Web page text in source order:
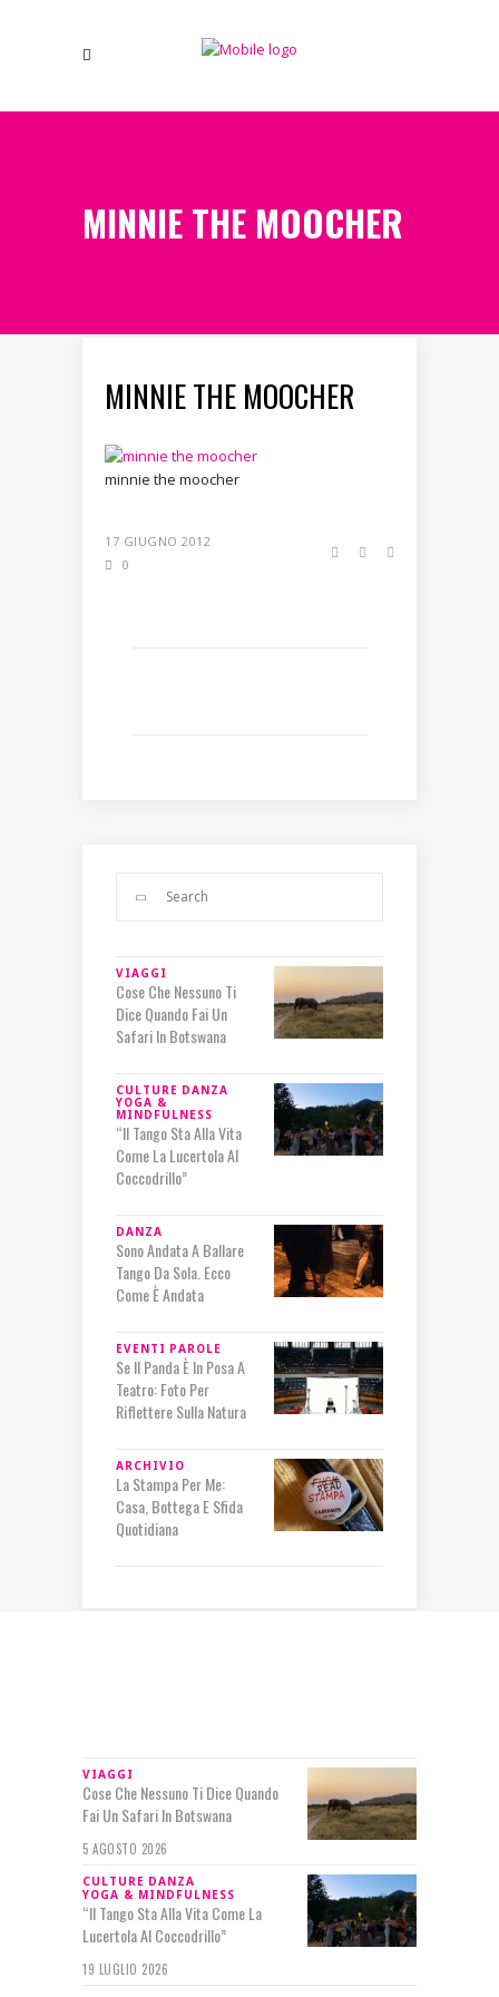
MINNIE THE MOOCHER
MINNIE THE MOOCHER
minnie the moocher
17 GIUGNO 2012
0
VIAGGI
Cose Che Nessuno Ti
Dice Quando Fai Un
Safari In Botswana
CULTURE DANZA
YOGA &
MINDFULNESS
“Il Tango Sta Alla Vita
Come La Lucertola Al
Coccodrillo”
DANZA
Sono Andata A Ballare
Tango Da Sola. Ecco
Come È Andata
EVENTI PAROLE
Se Il Panda È In Posa A
Teatro: Foto Per
Riflettere Sulla Natura
ARCHIVIO
La Stampa Per Me:
Casa, Bottega E Sfida
Quotidiana
VIAGGI
Cose Che Nessuno Ti Dice Quando
Fai Un Safari In Botswana
5 AGOSTO 2026
CULTURE DANZA
YOGA & MINDFULNESS
“Il Tango Sta Alla Vita Come La
Lucertola Al Coccodrillo”
19 LUGLIO 2026